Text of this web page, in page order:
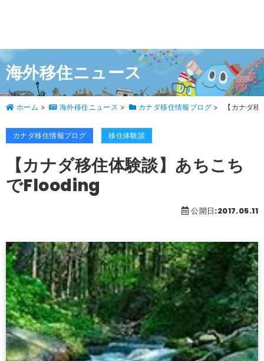
海外移住ニュース
ホーム > 海外移住ニュース > カナダ移住情報ブログ > 【カナダ
カナダ移住情報ブログ 移住体験談
【カナダ移住体験談】あちこち
でFlooding
公開日:2017.05.11